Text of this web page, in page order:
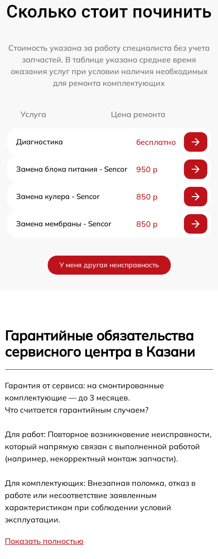
Сколько стоит починить
Стоимость указана за работу специалиста без учета
запчастей. В таблице указано среднее время
оказания услуг при условии наличия необходимых
для ремонта комплектующих
Услуга Цена ремонта
Диагностика бесплатно
Замена блока питания - Sencor 950 р
Замена кулера - Sencor 850 р
Замена мембраны - Sencor 850 р
У меня другая неисправность
Гарантийные обязательства
сервисного центра в Казани
Гарантия от сервиса: на смонтированные
комплектующие — до 3 месяцев.
Что считается гарантийным случаем?
Для работ: Повторное возникновение неисправности,
который напрямую связан с выполненной работой
(например, некорректный монтаж запчасти).
Для комплектующих: Внезапная поломка, отказ в
работе или несоответствие заявленным
характеристикам при соблюдении условий
эксплуатации.
Показать полностью